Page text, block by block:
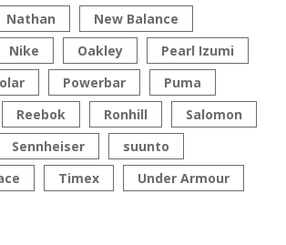
Nathan
New Balance
Nike Oakley
Pearl Izumi
Powerbar
Puma
Reebok Ronhill
Salomon
Sennheiser
suunto
Timex
Under Armour